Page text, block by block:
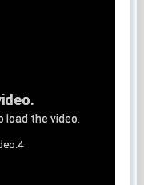
load the video.